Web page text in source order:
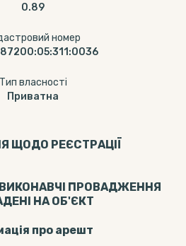
0.89
номер
Тип власності
Приватна
ЩОДО РЕЄСТРАЦІЇ
ПРОВАДЖЕННЯ
НА ОБ'ЄКТ
про арешт